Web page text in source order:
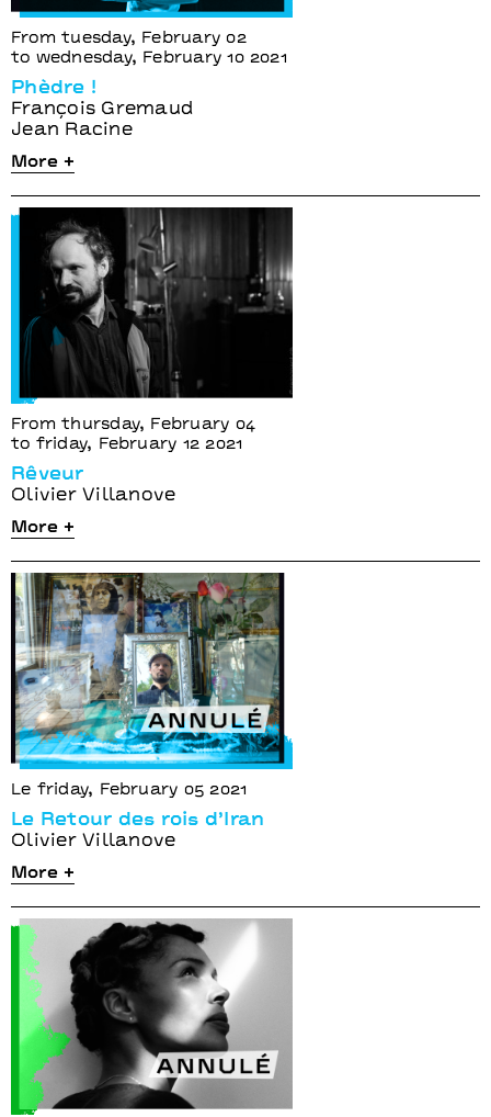
From tuesday, February 02
to wednesday, February 10 2021
Phèdre !
François Gremaud
Jean Racine
More +
From thursday, February 04
to friday, February 12 2021
Rêveur
Olivier Villanove
More +
Le friday, February 05 2021
Le Retour des rois d’Iran
Olivier Villanove
More +